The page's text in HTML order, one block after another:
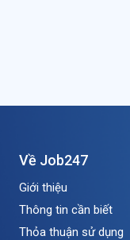
Về Job247
Giới thiệu
Thông tin cần biết
Thỏa thuận sử dụng